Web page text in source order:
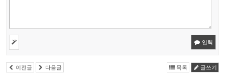
입력
이전글 다음글 목록 글쓰기